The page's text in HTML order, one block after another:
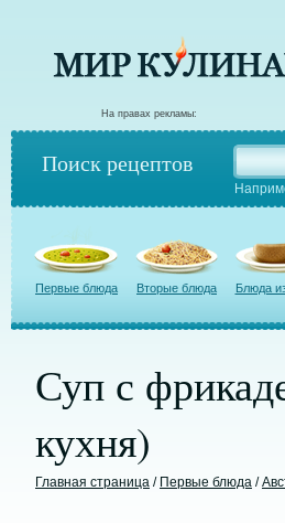
На правах рекламы:
Поиск рецептов
Первые блюда Вторые блюда Блюда
Суп с
кухня)
Главная страница / Первые блюда /